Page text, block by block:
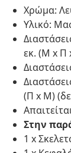
Χρώμα:
Υλικό:
εκ. (Μ x Π
(Π x Μ)
Στην
1 x